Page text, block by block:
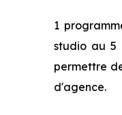
1
studio au 5
permettre
d'agence.